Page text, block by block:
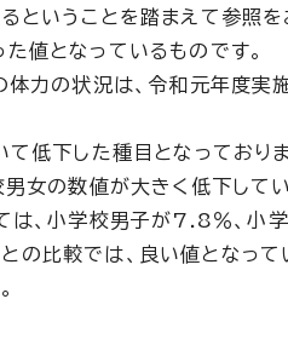
ということを踏まえて参照を
値となっているものです。
力の状況は、令和元年度実
低下した種目となっておりま
女の数値が大きく低下してい
は、小学校男子が7.8％、小
比較では、良い値となって